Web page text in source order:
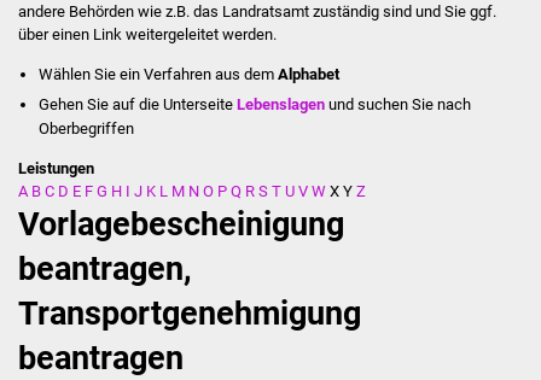
Jugendbeirat
Summerrockfestival
Stadtverwaltung
Behördenwegweiser
andere Behörden wie z.B. das Landratsamt zuständig sind und Sie ggf.
über einen Link weitergeleitet werden.
Wählen Sie ein Verfahren aus dem Alphabet
Gehen Sie auf die UnterseiteLebenslagen und suchen Sie nach
Oberbegriffen
Leistungen
A B C D E F G H I J K L M N O P Q R S T U V W X Y Z
Vorlagebescheinigung
beantragen,
Transportgenehmigung
beantragen